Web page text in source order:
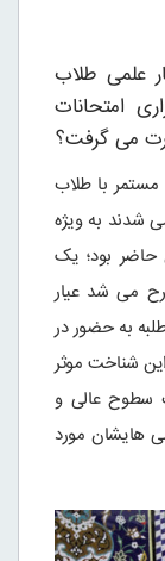
علمی طلاب
امتحانات
می گرفت؟
مستمر با طلاب
شدند به ویژه
حاضر بود؛ یک
می شد عیار
به حضور در
شناخت موثر
سطوح عالی و
هایشان مورد